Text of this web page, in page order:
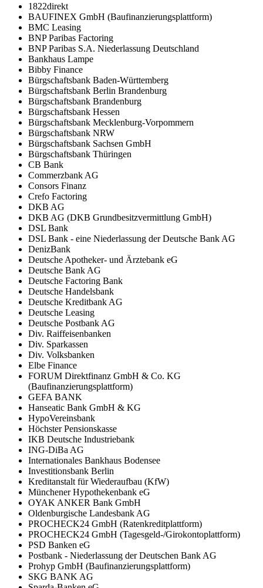
1822direkt
BAUFINEX GmbH (Baufinanzierungsplattform)
BMC Leasing
BNP Paribas Factoring
BNP Paribas S.A. Niederlassung Deutschland
Bankhaus Lampe
Bibby Finance
Bürgschaftsbank Baden-Württemberg
Bürgschaftsbank Berlin Brandenburg
Bürgschaftsbank Brandenburg
Bürgschaftsbank Hessen
Bürgschaftsbank Mecklenburg-Vorpommern
Bürgschaftsbank NRW
Bürgschaftsbank Sachsen GmbH
Bürgschaftsbank Thüringen
CB Bank
Commerzbank AG
Consors Finanz
Crefo Factoring
DKB AG
DKB AG (DKB Grundbesitzvermittlung GmbH)
DSL Bank
DSL Bank - eine Niederlassung der Deutsche Bank AG
DenizBank
Deutsche Apotheker- und Ärztebank eG
Deutsche Bank AG
Deutsche Factoring Bank
Deutsche Handelsbank
Deutsche Kreditbank AG
Deutsche Leasing
Deutsche Postbank AG
Div. Raiffeisenbanken
Div. Sparkassen
Div. Volksbanken
Elbe Finance
FORUM Direktfinanz GmbH & Co. KG
(Baufinanzierungsplattform)
GEFA BANK
Hanseatic Bank GmbH & KG
HypoVereinsbank
Höchster Pensionskasse
IKB Deutsche Industriebank
ING-DiBa AG
Internationales Bankhaus Bodensee
Investitionsbank Berlin
Kreditanstalt für Wiederaufbau (KfW)
Münchener Hypothekenbank eG
OYAK ANKER Bank GmbH
Oldenburgische Landesbank AG
PROCHECK24 GmbH (Ratenkreditplattform)
PROCHECK24 GmbH (Tagesgeld-/Girokontoplattform)
PSD Banken eG
Postbank - Niederlassung der Deutschen Bank AG
Prohyp GmbH (Baufinanzierungsplattform)
SKG BANK AG